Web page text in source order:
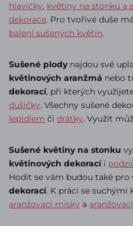
hlavičky, květiny na stonku a
dekorace. Pro tvořivé duše
balení sušených květin.
Sušené plodynajdou své
květinových aranžmá nebo
dekorací, při kterých
dušičky. Všechny sušené
lepidlem či drátky. Využít
Sušené květiny na stonku
květinových dekoracíi
Hodit se vám budou také pro
dekorací. K práci se
aranžovací misky a